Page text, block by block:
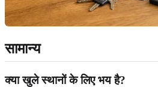
सामान्य
क्या खुले स्थानों के लिए भय है?